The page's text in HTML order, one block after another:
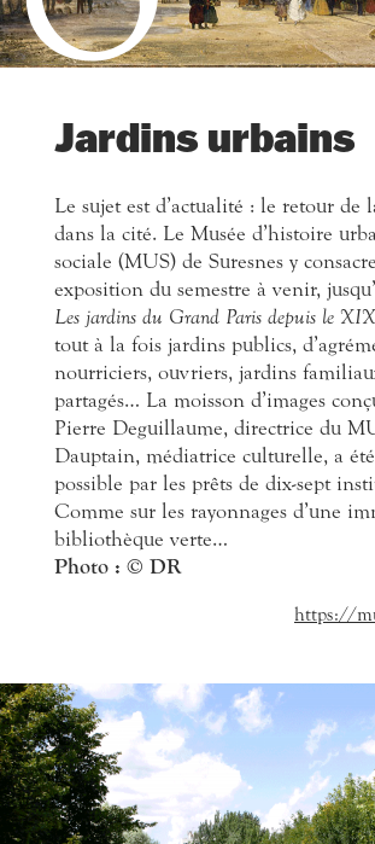
Jardins urbains
Le sujet est d’actualité : le retour de
dans la cité. Le Musée d’histoire
sociale (MUS) de Suresnes y
exposition du semestre à venir,
Les jardins du Grand Paris depuis le XIX
tout à la fois jardins publics,
nourriciers, ouvriers, jardins
partagés… La moisson d’images
Pierre Deguillaume, directrice du
Dauptain, médiatrice culturelle, a
possible par les prêts de dix-sept
Comme sur les rayonnages d’une
bibliothèque verte…
Photo : © DR
https://